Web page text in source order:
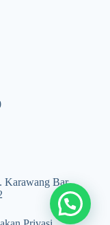
Karawang Bar.,